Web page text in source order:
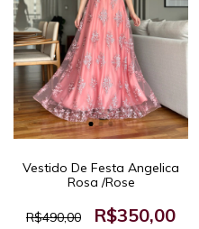
Vestido De Festa Angelica
Rosa /Rose
R$490,00 R$350,00